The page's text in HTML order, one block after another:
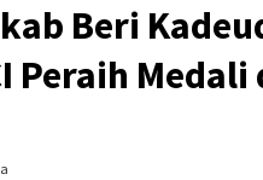
Beri
Peraih